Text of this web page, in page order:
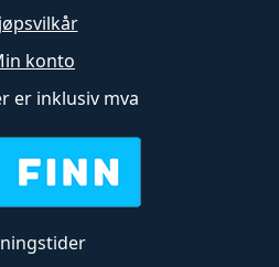
konto
er inklusiv mva